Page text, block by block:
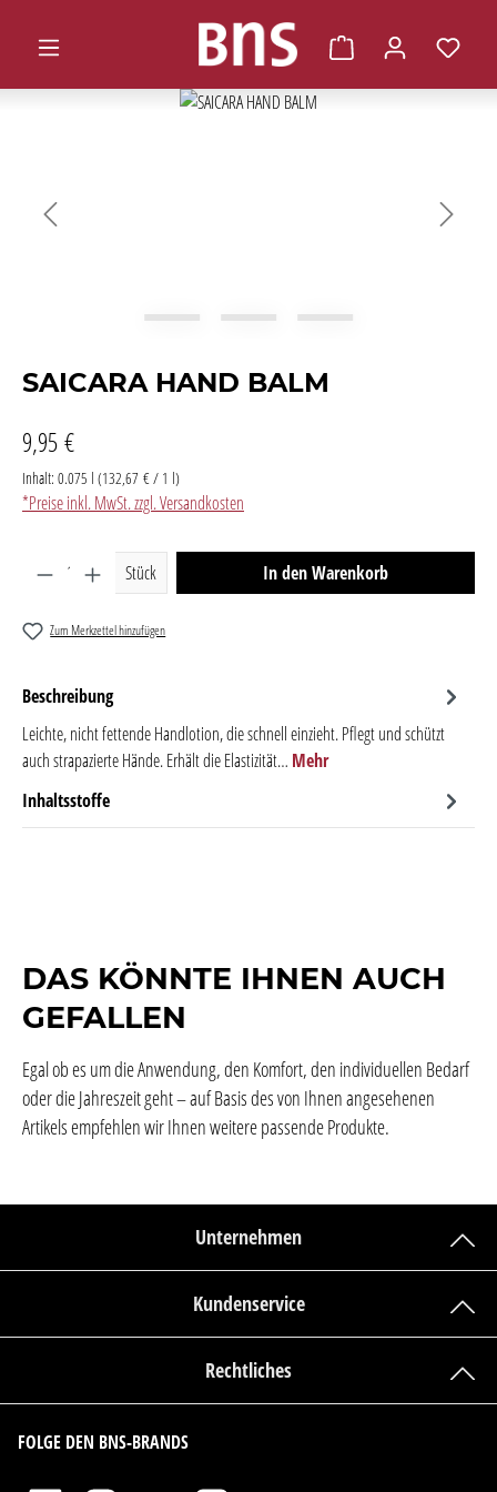
Warenkorb enthält
SAICARA HAND BALM
9,95 €
Inhalt: 0.075 l (132,67 € / 1 l)
*Preise inkl. MwSt. zzgl. Versandkosten
Produkt Anzahl: Gib den gewünschten Wert ein oder
Stück In den Warenkorb
Zum Merkzettel hinzufügen
Beschreibung
Leichte, nicht fettende Handlotion, die schnell einzieht. Pflegt und schützt
auch strapazierte Hände. Erhält die Elastizität… Mehr
Inhaltsstoffe
DAS KÖNNTE IHNEN AUCH
GEFALLEN
Egal ob es um die Anwendung, den Komfort, den individuellen Bedarf
oder die Jahreszeit geht – auf Basis des von Ihnen angesehenen
Artikels empfehlen wir Ihnen weitere passende Produkte.
Unternehmen
Kundenservice
Rechtliches
FOLGE DEN BNS-BRANDS